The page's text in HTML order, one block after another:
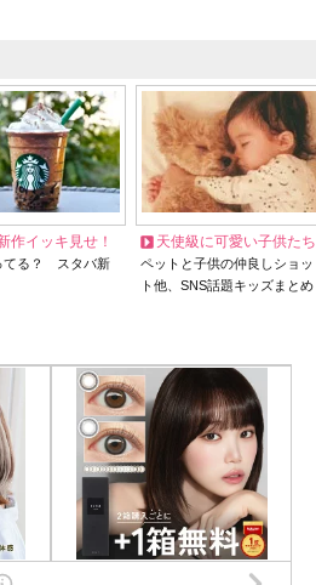
作イッキ見せ！
てる？ スタバ新
天使級に可愛い子供たち
ペットと子供の仲良しショッ
ト他、SNS話題キッズまとめ